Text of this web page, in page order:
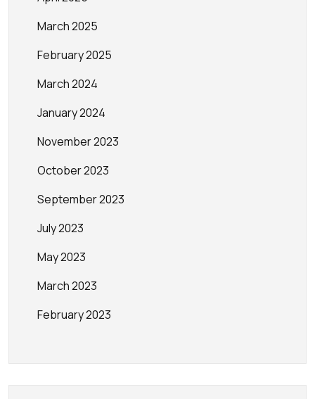
March 2025
February 2025
March 2024
January 2024
November 2023
October 2023
September 2023
July 2023
May 2023
March 2023
February 2023